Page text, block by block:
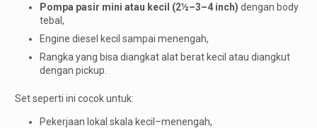
Pompa pasir mini atau kecil (2½–3–4 inch) dengan body
tebal,
Engine diesel kecil sampai menengah,
Rangka yang bisa diangkat alat berat kecil atau diangkut
dengan pickup.
Set seperti ini cocok untuk:
Pekerjaan lokal skala kecil–menengah,